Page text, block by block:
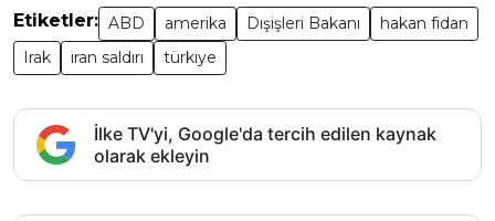
Etiketler: ABD amerika Dışişleri Bakanı
hakan fidan
Irak
iran saldırı türkiye
İlke TV'yi, Google'da tercih edilen kaynak
olarak ekleyin